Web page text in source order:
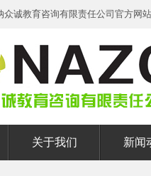
众诚教育咨询有限责任公司官方网
关于我们 新闻